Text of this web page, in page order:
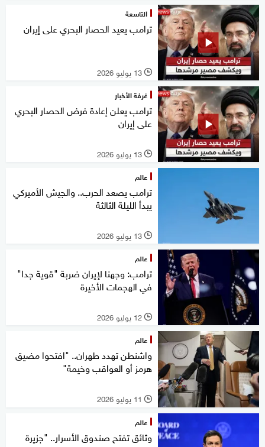
التاسعة
ترامب يعيد الحصار البحري على إيران
l 13 يوليو 2026
غرفة الأخبار
ترامب يعلن إعادة فرض الحصار البحري
على إيران
l 13 يوليو 2026
عالم
ترامب يصعد الحرب.. والجيش الأميركي
يبدأ الليلة الثالثة
l 13 يوليو 2026
عالم
ترامب: وجهنا لإيران ضربة "قوية جدا"
في الهجمات الأخيرة
l 12 يوليو 2026
عالم
واشنطن تهدد طهران.. "افتحوا مضيق
هرمز أو العواقب وخيمة"
l 11 يوليو 2026
عالم
وثائق تفتح صندوق الأسرار.. "جزيرة